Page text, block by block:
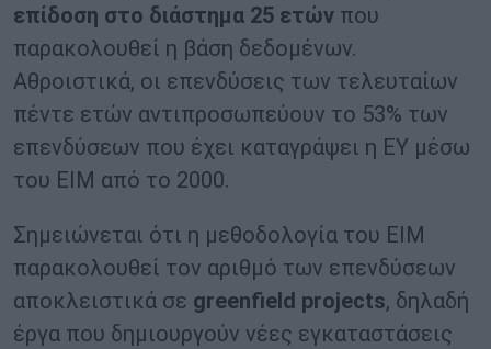
επίδοση στο διάστημα 25 ετών που
παρακολουθεί η βάση δεδομένων.
Αθροιστικά, οι επενδύσεις των τελευταίων
πέντε ετών αντιπροσωπεύουν το 53% των
επενδύσεων που έχει καταγράψει η EY μέσω
του EIM από το 2000.
Σημειώνεται ότι η μεθοδολογία του ΕΙΜ
παρακολουθεί τον αριθμό των επενδύσεων
αποκλειστικά σε greenfield projects, δηλαδή
έργα που δημιουργούν νέες εγκαταστάσεις